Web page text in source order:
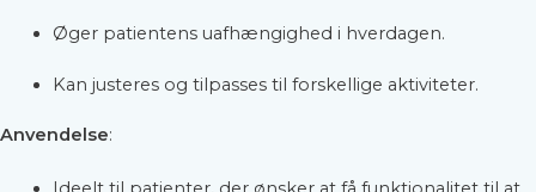
Øger patientens uafhængighed i hverdagen.
Kan justeres og tilpasses til forskellige aktiviteter.
Anvendelse: